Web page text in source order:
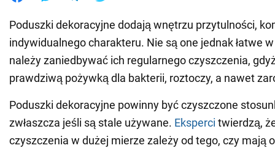
Poduszki dekoracyjne dodają wnętrzu przytulności,
indywidualnego charakteru. Nie są one jednak łatwe
należy zaniedbywać ich regularnego czyszczenia,
prawdziwą pożywką dla bakterii, roztoczy, a nawet
Poduszki dekoracyjne powinny być czyszczone
zwłaszcza jeśli są stale używane. Eksperci twierdzą,
czyszczenia w dużej mierze zależy od tego, czy mają